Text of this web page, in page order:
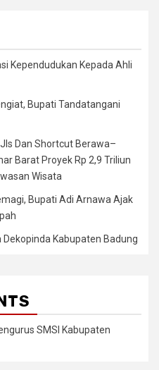
Kependudukan Kepada Ahli
Bupati Tandatangani
Dan Shortcut Berawa–
Barat Proyek Rp 2,9 Triliun
Wisata
Bupati Adi Arnawa Ajak
Kabupaten Badung
SMSI Kabupaten